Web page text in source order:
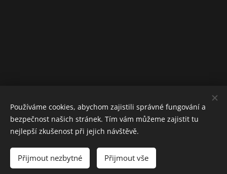
Vytvořeno službouWebnode Cookies
Používáme cookies, abychom zajistili správné fungování a
bezpečnost našich stránek. Tím vám můžeme zajistit tu
nejlepší zkušenost při jejich návštěvě.
Přijmout nezbytné Přijmout vše